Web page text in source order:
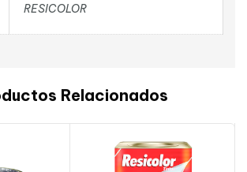
RESICOLOR
Relacionados